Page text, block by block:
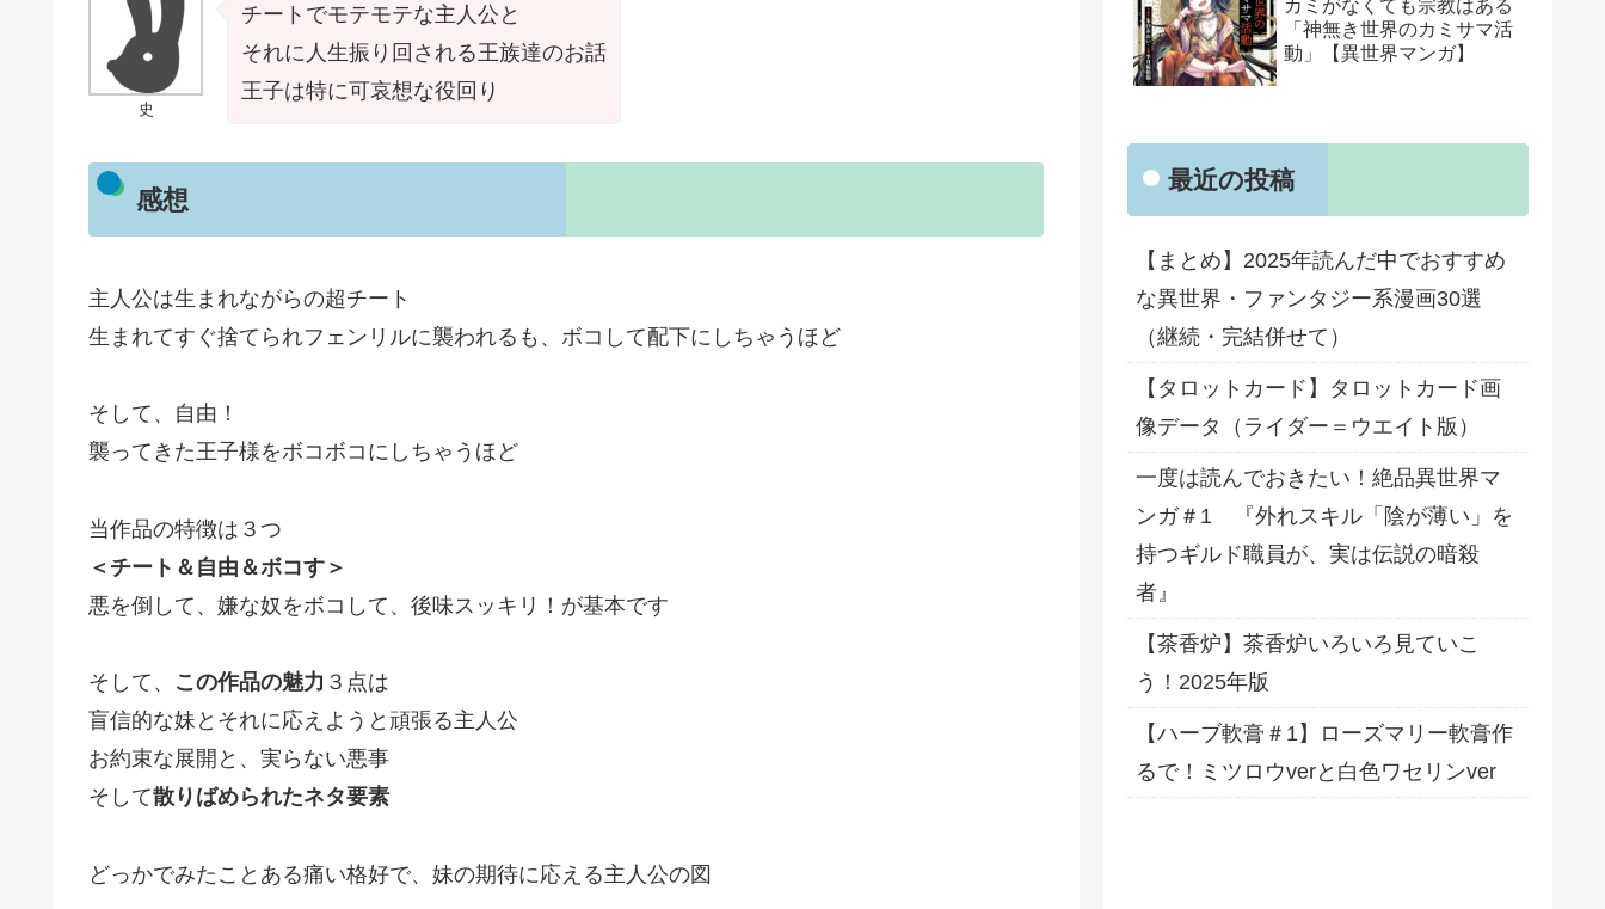
史
チートでモテモテな主人公と
それに人生振り回される王族達のお話
王子は特に可哀想な役回り
感想
主人公は生まれながらの超チート
生まれてすぐ捨てられフェンリルに襲われるも、ボコして配下にしちゃうほど
そして、自由！
襲ってきた王子様をボコボコにしちゃうほど
当作品の特徴は３つ
＜チート＆自由＆ボコす＞
悪を倒して、嫌な奴をボコして、後味スッキリ！が基本です
そして、 この作品の魅力 ３点は
盲信的な妹とそれに応えようと頑張る主人公
お約束な展開と、実らない悪事
そして散りばめられたネタ要素
どっかでみたことある痛い格好で、妹の期待に応える主人公の図
カミがなくても宗教はある
「神無き世界のカミサマ活
動」【異世界マンガ】
最近の投稿
【まとめ】2025年読んだ中でおすすめ
な異世界・ファンタジー系漫画30選
（継続・完結併せて）
【タロットカード】タロットカード画
像データ（ライダー＝ウエイト版）
一度は読んでおきたい！絶品異世界マ
ンガ＃1 『外れスキル「陰が薄い」を
持つギルド職員が、実は伝説の暗殺
者』
【茶香炉】茶香炉いろいろ見ていこ
う！2025年版
【ハーブ軟膏＃1】ローズマリー軟膏作
るで！ミツロウverと白色ワセリンver